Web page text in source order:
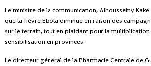
Le ministre de la communication, Alhousseiny
que la fièvre Ebola diminue en raison des
sur le terrain, tout en plaidant pour la
sensibilisation en provinces.
Le directeur général de la Pharmacie Centrale de